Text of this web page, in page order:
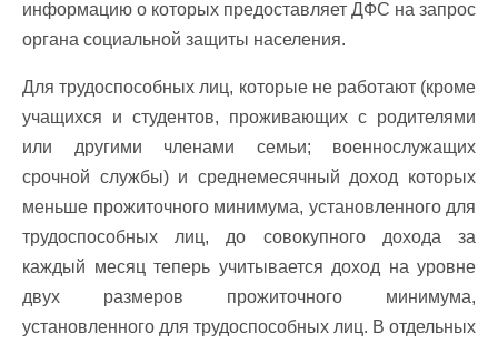
информацию о которых предоставляет ДФС на запрос
органа социальной защиты населения.
Для трудоспособных лиц, которые не работают (кроме
учащихся и студентов, проживающих с родителями
или другими членами семьи; военнослужащих
срочной службы) и среднемесячный доход которых
меньше прожиточного минимума, установленного для
трудоспособных лиц, до совокупного дохода за
каждый месяц теперь учитывается доход на уровне
двух размеров прожиточного минимума,
установленного для трудоспособных лиц. В отдельных